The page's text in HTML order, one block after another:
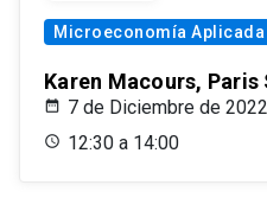
Microeconomía Aplicada
Karen Macours,
7 de Diciembre de 2022
12:30 a 14:00